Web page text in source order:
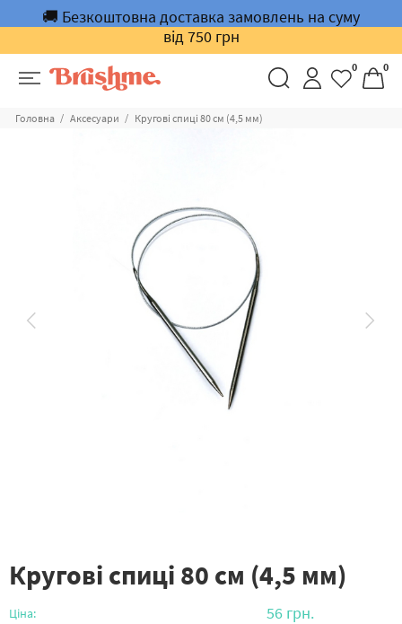
🚚 Безкоштовна доставка замовлень на суму
від 750 грн
0 0
Головна Аксесуари Кругові спиці 80 см (4,5 мм)
Кругові спиці 80 см (4,5 мм)
Ціна: 56 грн.